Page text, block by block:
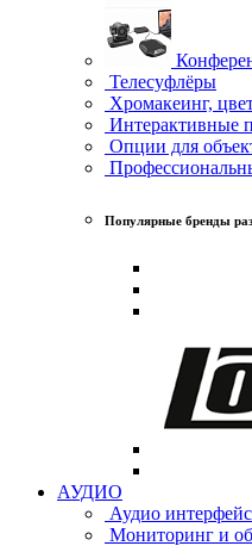
Телесуфлёры
Хромакеинг,
Интерактивные
Опции для
Популярные бренды
АУДИО
Аудио
Мониторинг и